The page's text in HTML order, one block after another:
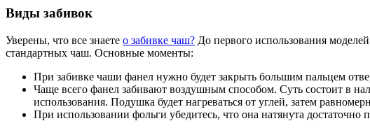
Виды забивок
Уверены, что все знаете о забивке чаш? До первого использования
стандартных чаш. Основные моменты:
При забивке чаши фанел нужно будет закрыть большим пальцем
Чаще всего фанел забивают воздушным способом. Суть состоит в
использования. Подушка будет нагреваться от углей, затем
При использовании фольги убедитесь, что она натянута